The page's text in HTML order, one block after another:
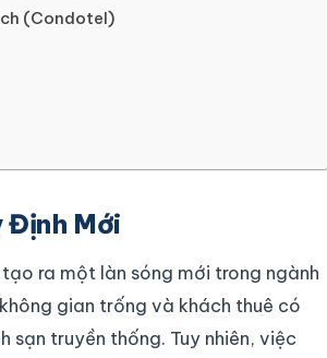
(Condotel)
Định Mới
ra một làn sóng mới trong ngành
gian trống và khách thuê có
sạn truyền thống. Tuy nhiên, việc